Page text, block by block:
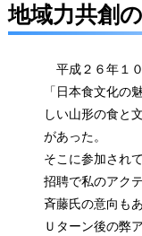
地域力共創
平成２６年１
「日本食文化の
しい山形の食と
があった。
そこに参加され
招聘で私のアク
斉藤氏の意向も
Ｕターン後の弊